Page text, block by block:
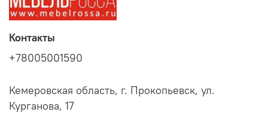
Контакты
+78005001590
Кемеровская область, г. Прокопьевск, ул.
Курганова, 17